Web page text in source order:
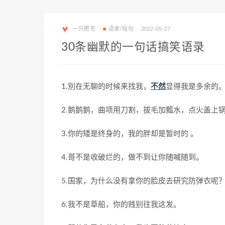
一只肥宅 语录/短句 2022-05-27
30条幽默的一句话搞笑语录
1.別在无聊的时候来找我， 不然显得我是多余的
2.鹅鹅鹅，曲项用刀割，拔毛加瓢水，点火盖上锅
3.你的矮是终身的，我的胖却是暂时的 。
4.哥不是收破烂的，做不到让你随喊随到。
5.国家，为什么没有拿你的脸皮去研究防弹衣呢？
6.我不是草船，你的贱别往我这发。